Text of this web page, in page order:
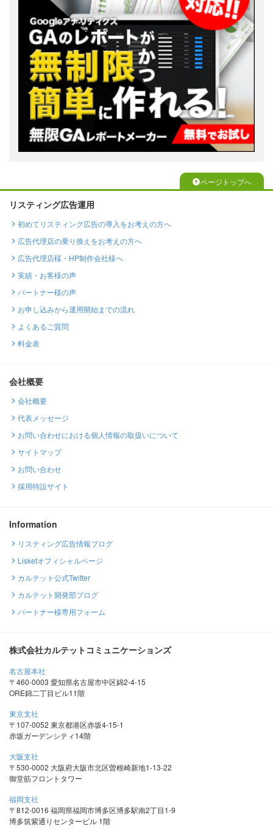
ページトップへ
リスティング広告運用
初めてリスティング広告の導入をお考えの方へ
広告代理店の乗り換えをお考えの方へ
広告代理店様・HP制作会社様へ
実績・お客様の声
パートナー様の声
お申し込みから運用開始までの流れ
よくあるご質問
料金表
会社概要
会社概要
代表メッセージ
お問い合わせにおける個人情報の取扱いについて
サイトマップ
お問い合わせ
採用特設サイト
Information
リスティング広告情報ブログ
Lisketオフィシャルページ
カルテット公式Twitter
カルテット開発部ブログ
パートナー様専用フォーム
株式会社カルテットコミュニケーションズ
名古屋本社
〒460-0003 愛知県名古屋市中区錦2-4-15
ORE錦二丁目ビル11階
東京支社
〒107-0052 東京都港区赤坂4-15-1
赤坂ガーデンシティ14階
大阪支社
〒530-0002 大阪府大阪市北区曽根崎新地1-13-22
御堂筋フロントタワー
福岡支社
〒812-0016 福岡県福岡市博多区博多駅南2丁目1-9
博多筑紫通りセンタービル 1階